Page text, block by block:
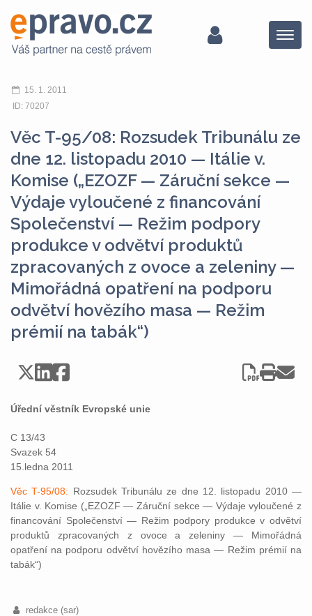
Menu
15. 1. 2011
ID: 70207
Věc T-95/08: Rozsudek Tribunálu ze
dne 12. listopadu 2010 — Itálie v.
Komise („EZOZF — Záruční sekce —
Výdaje vyloučené z financování
Společenství — Režim podpory
produkce v odvětví produktů
zpracovaných z ovoce a zeleniny —
Mimořádná opatření na podporu
odvětví hovězího masa — Režim
prémií na tabák“)
Úřední věstník Evropské unie
C 13/43
Svazek 54
15.ledna 2011
Věc T-95/08: Rozsudek Tribunálu ze dne 12. listopadu 2010 —
Itálie v. Komise („EZOZF — Záruční sekce — Výdaje vyloučené z
financování Společenství — Režim podpory produkce v odvětví
produktů zpracovaných z ovoce a zeleniny — Mimořádná
opatření na podporu odvětví hovězího masa — Režim prémií na
tabák“)
redakce (sar)